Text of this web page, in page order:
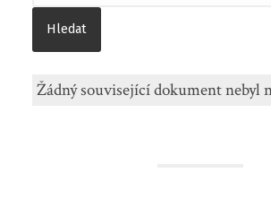
Žádný související dokument nebyl